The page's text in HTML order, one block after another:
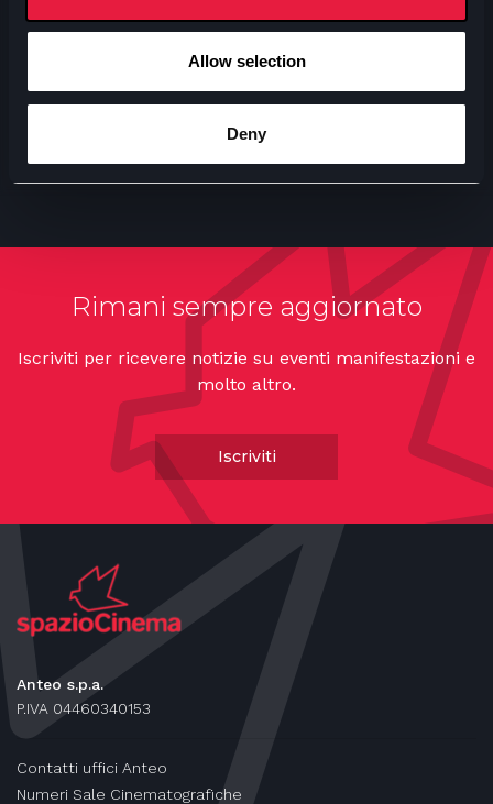
Allow selection
Deny
Avventura
Rimani sempre aggiornato
Iscriviti per ricevere notizie su eventi manifestazioni e
molto altro.
Iscriviti
Anteo s.p.a.
P.IVA 04460340153
Contatti uffici Anteo
Numeri Sale Cinematografiche